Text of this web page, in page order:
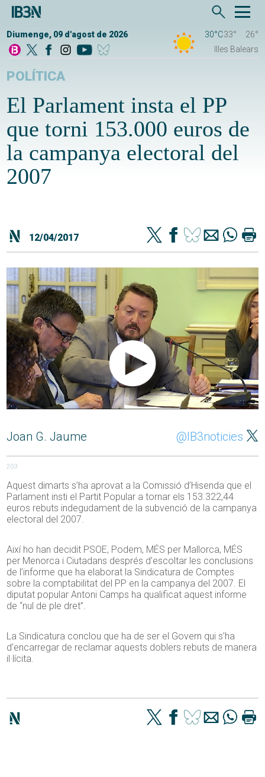
Diumenge, 09 d'agost de 2026 30°C33°
26°
Illes Balears
POLÍTICA
El Parlament insta el PP
que torni 153.000 euros de
la campanya electoral del
2007
12/04/2017
Joan G. Jaume @IB3noticies
203
Aquest dimarts s’ha aprovat a la Comissió d’Hisenda que el
Parlament insti el Partit Popular a tornar els 153.322,44
euros rebuts indegudament de la subvenció de la campanya
electoral del 2007.
Així ho han decidit PSOE, Podem, MÉS per Mallorca, MÉS
per Menorca i Ciutadans després d’escoltar les conclusions
de l’informe que ha elaborat la Sindicatura de Comptes
sobre la comptabilitat del PP en la campanya del 2007. El
diputat popular Antoni Camps ha qualificat aquest informe
de “nul de ple dret”.
La Sindicatura conclou que ha de ser el Govern qui s’ha
d’encarregar de reclamar aquests doblers rebuts de manera
il·lícita.